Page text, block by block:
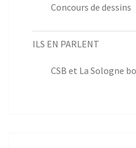
Concours de dessins
ILS EN PARLENT
CSB et La Sologne